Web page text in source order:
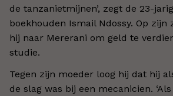
de tanzanietmijnen’, zegt de 23-
boekhouden Ismail Ndossy. Op zijn
hij naar Mererani om geld te
studie.
Tegen zijn moeder loog hij dat hij
de slag was bij een mecanicien.